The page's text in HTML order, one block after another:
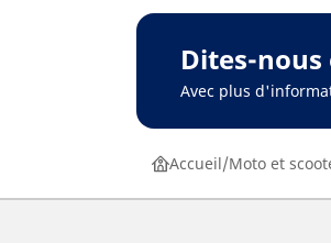
Dites-nous
Avec plus
Accueil Moto et